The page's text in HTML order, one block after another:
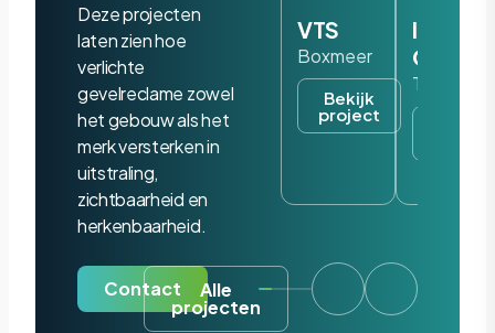
Deze projecten
laten zien hoe
verlichte
gevelreclame zowel
het gebouw als het
merk versterken in
uitstraling,
zichtbaarheid en
herkenbaarheid.
Contact Alle
projecten
VTS
Boxmeer
Bekijk
project
Iris
Tilburg